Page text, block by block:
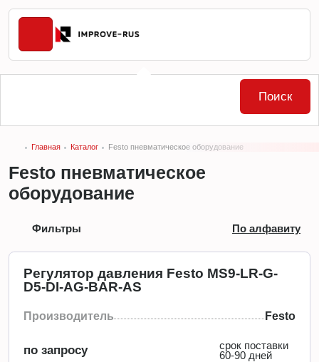
Главная Каталог Festo пневматическое оборудование
Festo пневматическое
оборудование
Фильтры По алфавиту
Регулятор давления Festo MS9-LR-G-
D5-DI-AG-BAR-AS
Производитель Festo
по запросу
срок поставки
60-90 дней
Поиск